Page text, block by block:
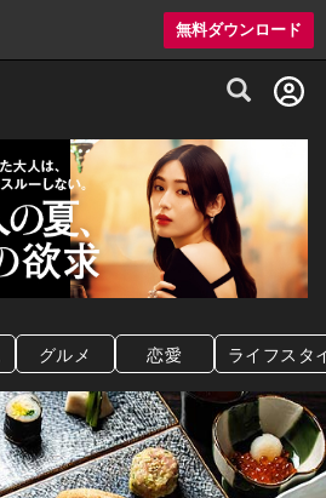
無料ダウンロード
グルメ情報・プレミアムレストラン予約
グルメ 恋愛 ライフスタ